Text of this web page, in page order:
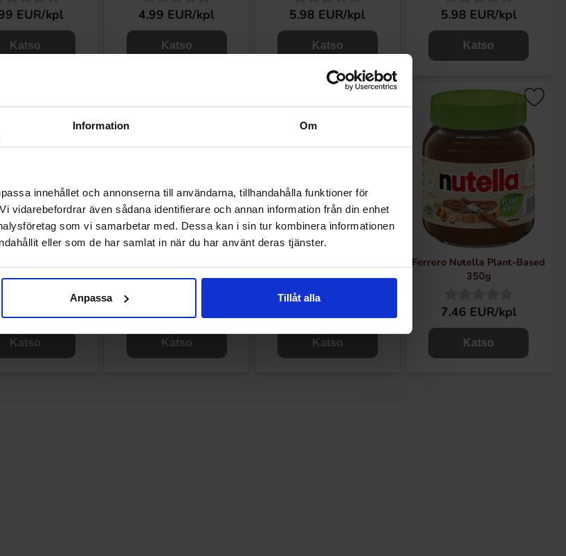
Information Om
innehållet och annonserna till användarna, tillhandahålla funktioner för
vidarebefordrar även sådana identifierare och annan information från din enhet
som vi samarbetar med. Dessa kan i sin tur kombinera informationen
eller som de har samlat in när du har använt deras tjänster.
Anpassa Tillåt alla
EUR/kpl
Katso
4.99 EUR/kpl
Katso
5.98 EUR/kpl
Katso
5.98 EUR/kpl
Katso
EUR/kpl
Katso
Ball Spread 350g
5.98 EUR/kpl
Katso
Spread 350g
Katso
Ferrero Nutella Plant-Based
350g
7.46 EUR/kpl
Katso